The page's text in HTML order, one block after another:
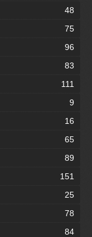
48
75
96
83
111
9
16
65
89
151
25
78
84